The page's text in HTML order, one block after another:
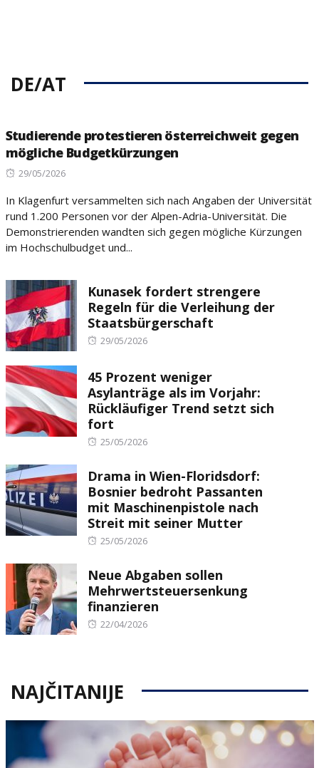
DE/AT
Studierende protestieren österreichweit gegen
mögliche Budgetkürzungen
Posted
29/05/2026
In Klagenfurt versammelten sich nach Angaben der Universität
rund 1.200 Personen vor der Alpen-Adria-Universität. Die
Demonstrierenden wandten sich gegen mögliche Kürzungen
im Hochschulbudget und...
Kunasek fordert strengere
Regeln für die Verleihung der
Staatsbürgerschaft
Posted
29/05/2026
45 Prozent weniger
Asylanträge als im Vorjahr:
Rückläufiger Trend setzt sich
fort
Posted
25/05/2026
Drama in Wien-Floridsdorf:
Bosnier bedroht Passanten
mit Maschinenpistole nach
Streit mit seiner Mutter
Posted
25/05/2026
Neue Abgaben sollen
Mehrwertsteuersenkung
finanzieren
Posted
22/04/2026
NAJČITANIJE